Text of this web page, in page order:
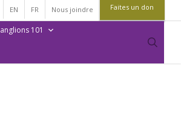
EN FR Nous joindre Faites un don
101